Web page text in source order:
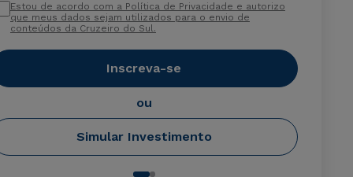
Estou de acordo com a Política de Privacidade e autorizo
que meus dados sejam utilizados para o envio de
conteúdos da Cruzeiro do Sul.
Inscreva-se
ou
Simular Investimento